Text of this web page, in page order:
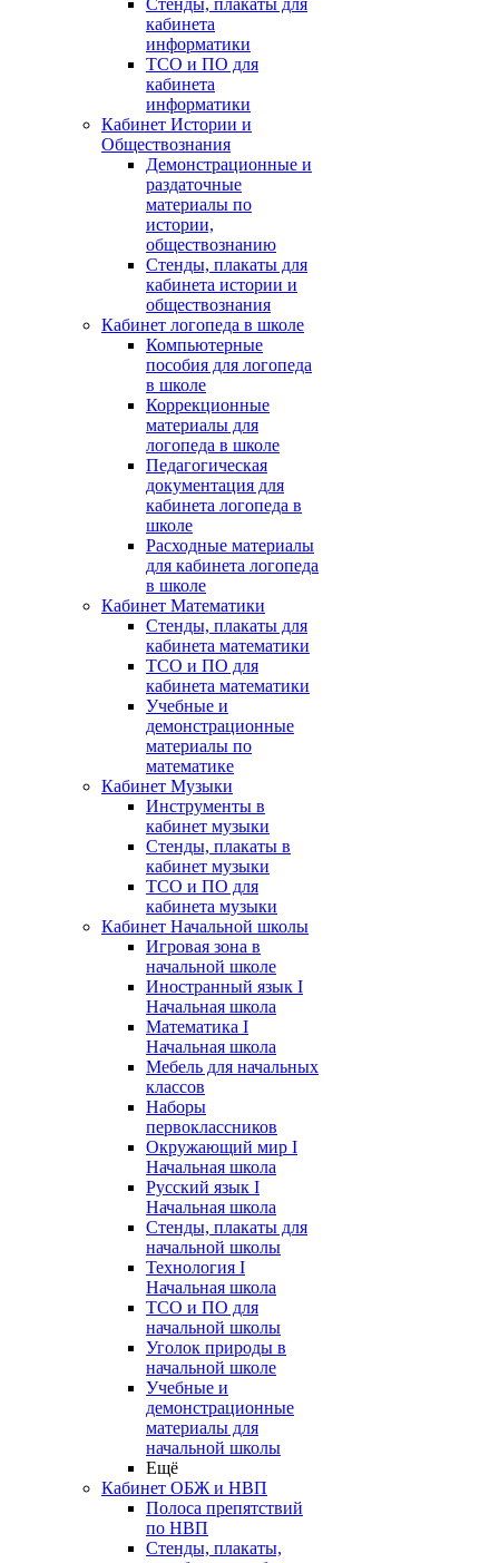
Стенды, плакаты для
кабинета
информатики
ТСО и ПО для
кабинета
информатики
Кабинет Истории и
Обществознания
Демонстрационные и
раздаточные
материалы по
истории,
обществознанию
Стенды, плакаты для
кабинета истории и
обществознания
Кабинет логопеда в школе
Компьютерные
пособия для логопеда
в школе
Коррекционные
материалы для
логопеда в школе
Педагогическая
документация для
кабинета логопеда в
школе
Расходные материалы
для кабинета логопеда
в школе
Кабинет Математики
Стенды, плакаты для
кабинета математики
ТСО и ПО для
кабинета математики
Учебные и
демонстрационные
материалы по
математике
Кабинет Музыки
Инструменты в
кабинет музыки
Стенды, плакаты в
кабинет музыки
ТСО и ПО для
кабинета музыки
Кабинет Начальной школы
Игровая зона в
начальной школе
Иностранный язык I
Начальная школа
Математика I
Начальная школа
Мебель для начальных
классов
Наборы
первоклассников
Окружающий мир I
Начальная школа
Русский язык I
Начальная школа
Стенды, плакаты для
начальной школы
Технология I
Начальная школа
ТСО и ПО для
начальной школы
Уголок природы в
начальной школе
Учебные и
демонстрационные
материалы для
начальной школы
Ещё
Кабинет ОБЖ и НВП
Полоса препятствий
по НВП
Стенды, плакаты,